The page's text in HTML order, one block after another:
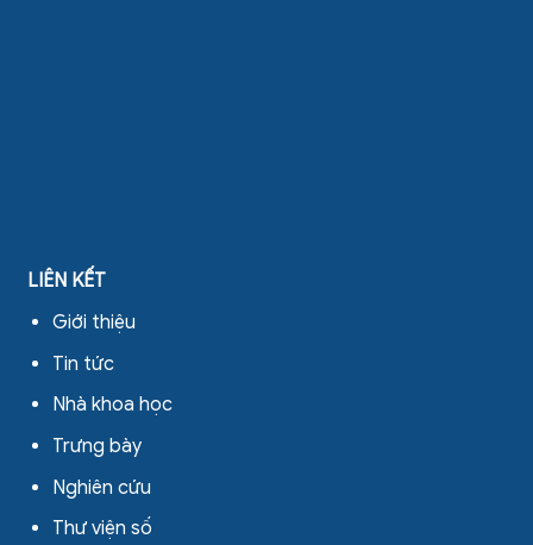
LIÊN KẾT
Giới thiệu
Tin tức
Nhà khoa học
Trưng bày
Nghiên cứu
Thư viện số